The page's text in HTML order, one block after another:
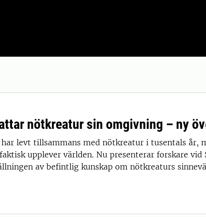
nötkreatur sin omgivning – ny
har levt tillsammans med nötkreatur i tusentals år,
upplever världen. Nu presenterar forskare
av befintlig kunskap om nötkreaturs